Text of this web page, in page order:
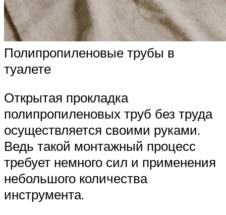
Полипропиленовые трубы в
туалете
Открытая прокладка
полипропиленовых труб без труда
осуществляется своими руками.
Ведь такой монтажный процесс
требует немного сил и применения
небольшого количества
инструмента.